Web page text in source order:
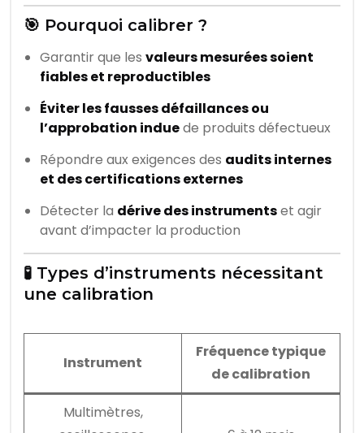
🎯 Pourquoi calibrer ?
Garantir que les valeurs mesurées soient
fiables et reproductibles
Éviter les fausses défaillances ou
l’approbation induede produits défectueux
Répondre aux exigences des audits internes
et des certifications externes
Détecter la dérive des instrumentset agir
avant d’impacter la production
🧪 Types d’instruments nécessitant
une calibration
Instrument
Fréquence typique
de calibration
Multimètres,